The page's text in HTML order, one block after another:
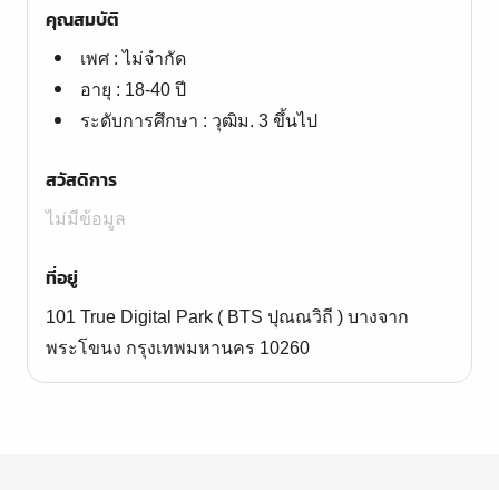
คุณสมบัติ
เพศ : ไม่จำกัด
อายุ : 18-40 ปี
ระดับการศึกษา : วุฒิม. 3 ขึ้นไป
สวัสดิการ
ไม่มีข้อมูล
ที่อยู่
101 True Digital Park ( BTS ปุณณวิถี ) บางจาก
พระโขนง กรุงเทพมหานคร 10260